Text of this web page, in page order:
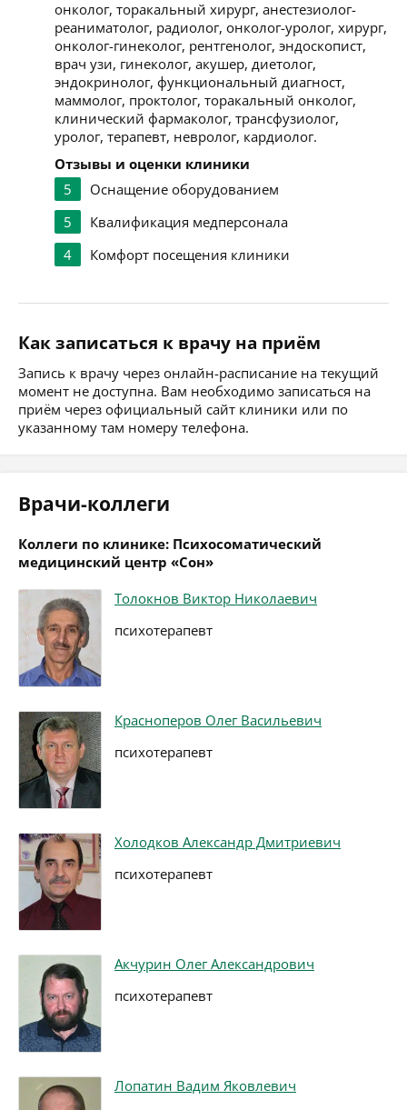
онколог, торакальный хирург, анестезиолог-
реаниматолог, радиолог, онколог-уролог, хирург,
онколог-гинеколог, рентгенолог, эндоскопист,
врач узи, гинеколог, акушер, диетолог,
эндокринолог, функциональный диагност,
маммолог, проктолог, торакальный онколог,
клинический фармаколог, трансфузиолог,
уролог, терапевт, невролог, кардиолог.
Отзывы и оценки клиники
5
Оснащение оборудованием
5
Квалификация медперсонала
4
Комфорт посещения клиники
Как записаться к врачу на приём
Запись к врачу через онлайн-расписание на текущий
момент не доступна. Вам необходимо записаться на
приём через официальный сайт клиники или по
указанному там номеру телефона.
Врачи-коллеги
Коллеги по клинике: Психосоматический
медицинский центр «Сон»
Толокнов Виктор Николаевич
психотерапевт
Красноперов Олег Васильевич
психотерапевт
Холодков Александр Дмитриевич
психотерапевт
Акчурин Олег Александрович
психотерапевт
Лопатин Вадим Яковлевич